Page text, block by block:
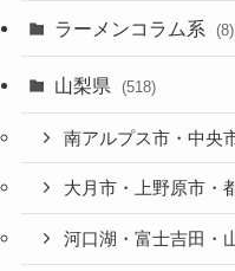
ラーメンコラム系 (8)
山梨県 (518)
南アルプス市・中央
大月市・上野原市・
河口湖・富士吉田・